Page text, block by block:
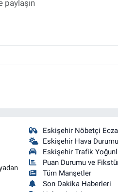
Eskişehir Nöbetçi
Eskişehir Hava Durumu
Eskişehir Trafik
Puan Durumu ve
Tüm Manşetler
Son Dakika Haberleri